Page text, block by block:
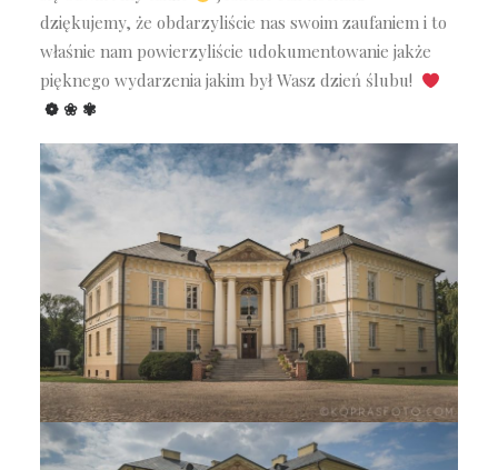
dziękujemy, że obdarzyliście nas swoim zaufaniem i to
właśnie nam powierzyliście udokumentowanie jakże
pięknego wydarzenia jakim był Wasz dzień ślubu!
❁ ❀ ✾